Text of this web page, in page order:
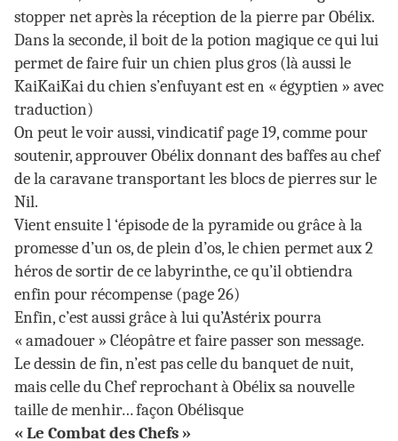
stopper net après la réception de la pierre par Obélix.
Dans la seconde, il boit de la potion magique ce qui lui
permet de faire fuir un chien plus gros (là aussi le
KaiKaiKai du chien s’enfuyant est en « égyptien » avec
traduction)
On peut le voir aussi, vindicatif page 19, comme pour
soutenir, approuver Obélix donnant des baffes au chef
de la caravane transportant les blocs de pierres sur le
Nil.
Vient ensuite l ‘épisode de la pyramide ou grâce à la
promesse d’un os, de plein d’os, le chien permet aux 2
héros de sortir de ce labyrinthe, ce qu’il obtiendra
enfin pour récompense (page 26)
Enfin, c’est aussi grâce à lui qu’Astérix pourra
« amadouer » Cléopâtre et faire passer son message.
Le dessin de fin, n’est pas celle du banquet de nuit,
mais celle du Chef reprochant à Obélix sa nouvelle
taille de menhir… façon Obélisque
« Le Combat des Chefs »